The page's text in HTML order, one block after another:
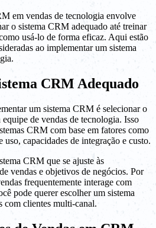
em vendas de tecnologia envolve
o sistema CRM adequado até treinar
usá-lo de forma eficaz. Aqui estão
ao implementar um sistema
CRM Adequado
um sistema CRM é selecionar o
de vendas de tecnologia. Isso
CRM com base em fatores como
capacidades de integração e custo.
CRM que se ajuste às
vendas e objetivos de negócios. Por
frequentemente interage com
pode querer escolher um sistema
com clientes multi-canal.